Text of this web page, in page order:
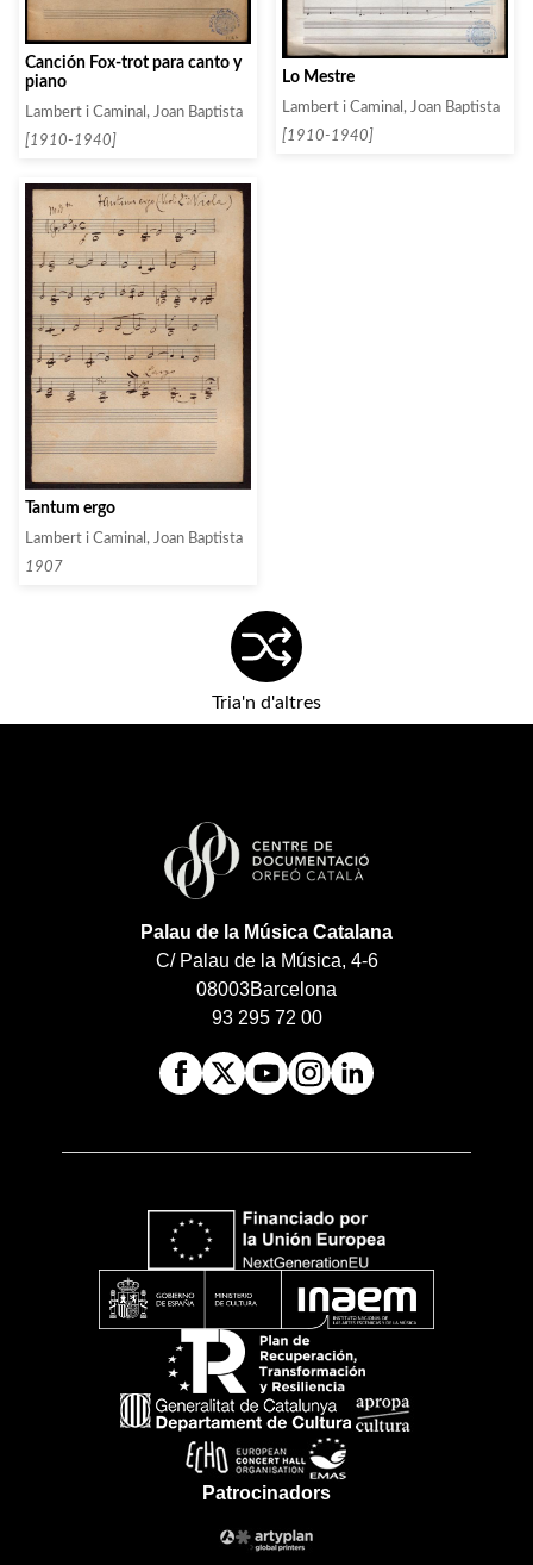
Canción Fox-trot para canto y
piano
Lambert i Caminal, Joan Baptista
[1910-1940]
Lo Mestre
Lambert i Caminal, Joan Baptista
[1910-1940]
Tantum ergo
Lambert i Caminal, Joan Baptista
1907
Tria'n d'altres
Palau de la Música Catalana
C/ Palau de la Música, 4-6
08003Barcelona
93 295 72 00
Patrocinadors